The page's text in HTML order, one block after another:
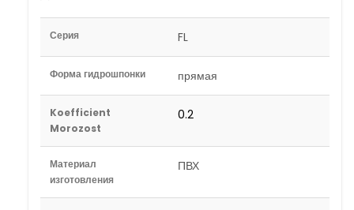
Серия FL
Форма гидрошпонки прямая
Koefficient
Morozost
0.2
Материал
изготовления
ПВХ